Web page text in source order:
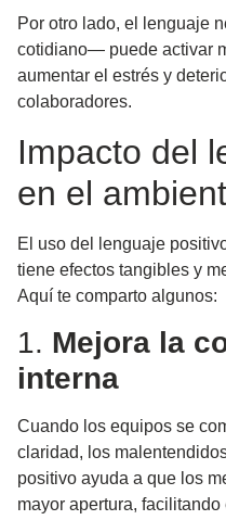
Por otro lado, el lenguaje
cotidiano— puede activar
aumentar el estrés y
colaboradores.
Impacto del
en el
El uso del lenguaje
tiene efectos tangibles y
Aquí te comparto algunos:
1. Mejora la
interna
Cuando los equipos se
claridad, los
positivo ayuda a que los
mayor apertura,